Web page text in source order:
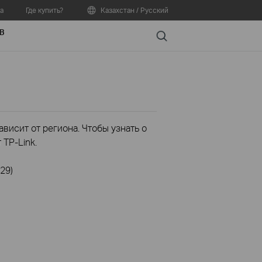
Где купить? Казахстан / Русский
Search
от региона. Чтобы узнать о
Link.